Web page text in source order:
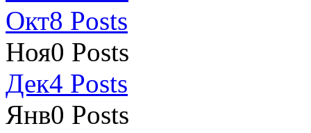
Окт8 Posts
Ноя0 Posts
Дек4 Posts
Янв0 Posts